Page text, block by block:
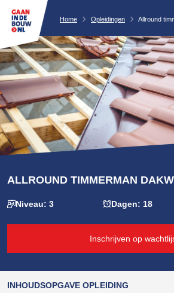
Home Opleidingen Allround
ALLROUND TIMMERMAN
Niveau: 3 Dagen: 18
Inschrijven op
INHOUDSOPGAVE OPLEIDING